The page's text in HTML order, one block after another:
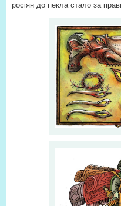
росіян до пекла стало за